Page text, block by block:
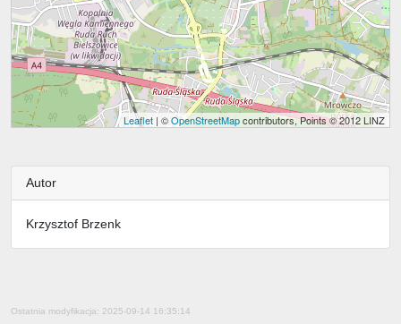
Leaflet | ©OpenStreetMapcontributors, Points © 2012 LINZ
Autor
Krzysztof Brzenk
Ostatnia modyfikacja: 2025-09-14 16:35:14